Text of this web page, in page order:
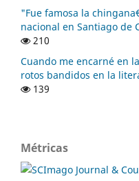
"Fue famosa la
nacional en Santiago de
210
Cuando me encarné en
rotos bandidos en la
139
Métricas